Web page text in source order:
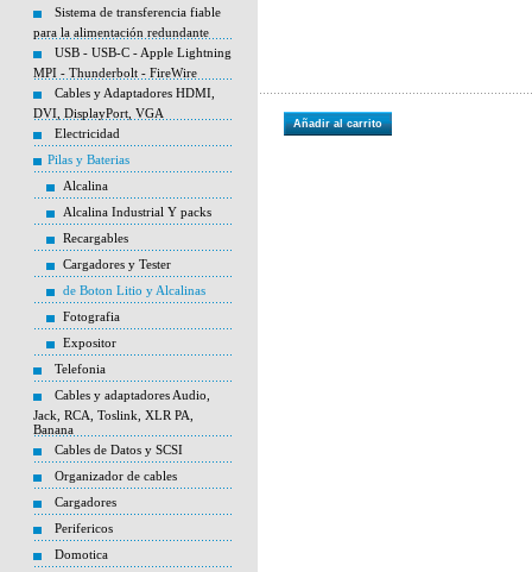
Sistema de transferencia fiable
para la alimentación redundante
USB - USB-C - Apple Lightning
MPI - Thunderbolt - FireWire
Cables y Adaptadores HDMI,
DVI, DisplayPort, VGA
Electricidad
Pilas y Baterias
Alcalina
Alcalina Industrial Y packs
Recargables
Cargadores y Tester
de Boton Litio y Alcalinas
Fotografia
Expositor
Telefonia
Cables y adaptadores Audio,
Jack, RCA, Toslink, XLR PA,
Banana
Cables de Datos y SCSI
Organizador de cables
Cargadores
Perifericos
Domotica
Añadir al carrito